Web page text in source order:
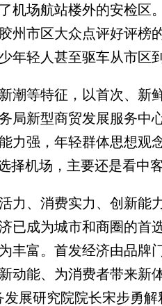
机场航站楼外的安检区
州市区大众点评好评榜
年轻人甚至驱车从市区
等特征，以首次、新
局新型商贸发展服务中
力强，年轻群体思想观
择机场，主要还是看中
、消费实力、创新能
已成为城市和商圈的首
丰富。首发经济由品牌
动能、为消费者带来新
展研究院院长宋步勇解